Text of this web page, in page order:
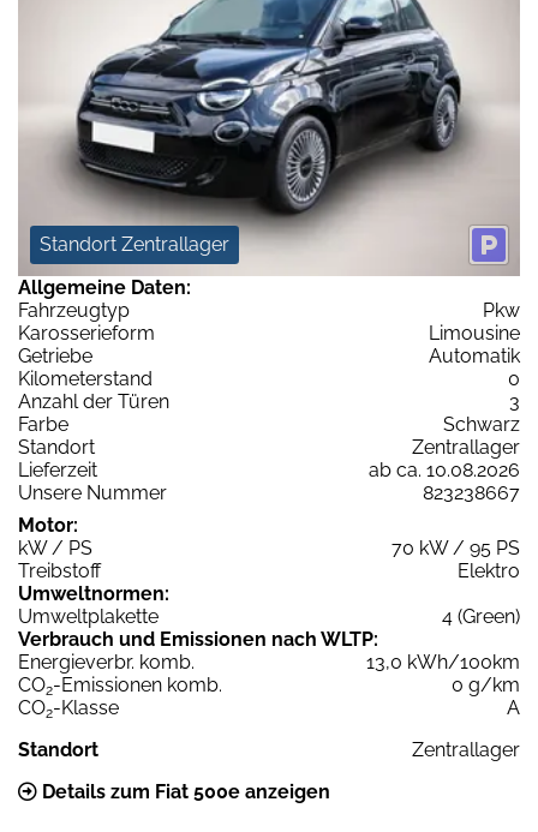
Standort Zentrallager
Allgemeine Daten:
Fahrzeugtyp
Pkw
Karosserieform
Limousine
Getriebe
Automatik
Kilometerstand
0
Anzahl der Türen
3
Farbe
Schwarz
Standort
Zentrallager
Lieferzeit
ab ca. 10.08.2026
Unsere Nummer
823238667
Motor:
kW / PS
70 kW / 95 PS
Treibstoff
Elektro
Umweltnormen:
Umweltplakette
4 (Green)
Verbrauch und Emissionen nach WLTP:
Energieverbr. komb.
13,0 kWh/100km
CO2-Emissionen komb.
0 g/km
CO2-Klasse
A
Standort
Zentrallager
Details zum Fiat 500e anzeigen